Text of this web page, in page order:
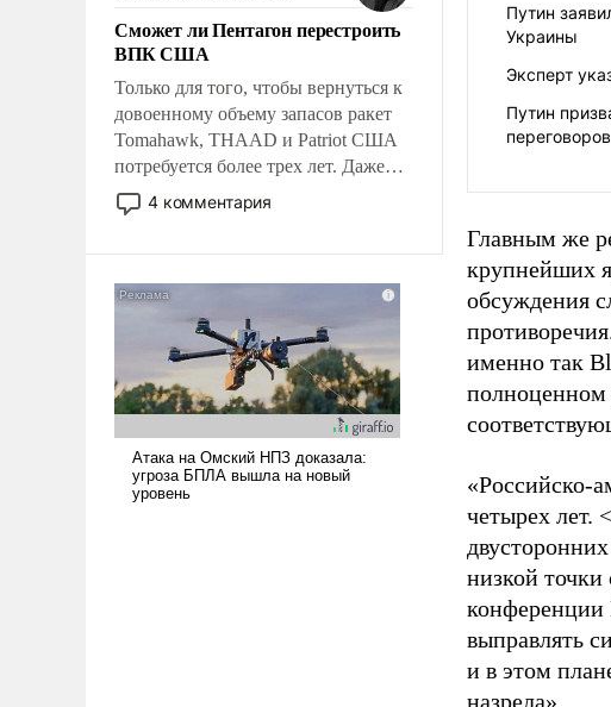
Сможет ли Пентагон перестроить
ВПК США
Только для того, чтобы вернуться к
довоенному объему запасов ракет
Tomahawk, THAAD и Patriot США
потребуется более трех лет. Даже
небольшая война с Ираном
опустошила американские
уязвимости США, например, перед
4 комментария
Путин
Украины
Эксперт
Путин
переговоров
Главным же
крупнейших
обсуждения
именно так
полноценном
«Российско-
четырех
низкой точки
выправлять
и в этом
назрела».